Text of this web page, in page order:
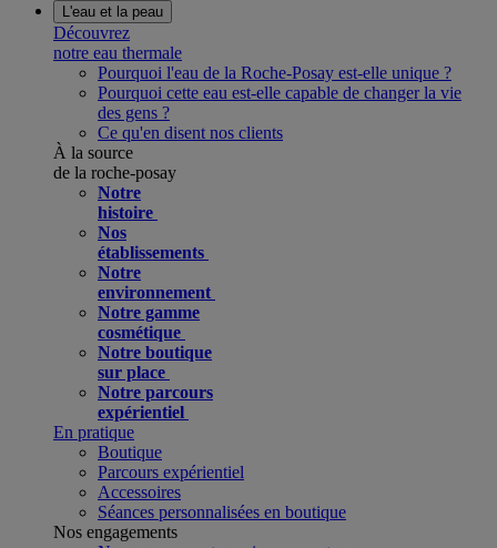
L'eau et la peau
Découvrez
notre eau thermale
Pourquoi l'eau de la Roche-Posay est-elle unique ?
Pourquoi cette eau est-elle capable de changer la vie
des gens ?
Ce qu'en disent nos clients
À la source
de la roche-posay
Notre
histoire
Nos
établissements
Notre
environnement
Notre gamme
cosmétique
Notre boutique
sur place
Notre parcours
expérientiel
En pratique
Boutique
Parcours expérientiel
Accessoires
Séances personnalisées en boutique
Nos engagements